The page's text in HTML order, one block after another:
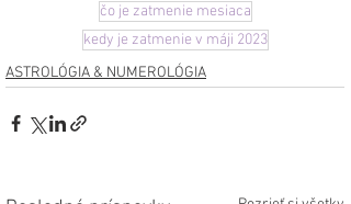
čo je zatmenie mesiaca
kedy je zatmenie v máji 2023
ASTROLÓGIA & NUMEROLÓGIA